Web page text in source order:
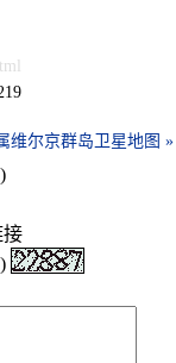
维尔京群岛卫星地图 »
接